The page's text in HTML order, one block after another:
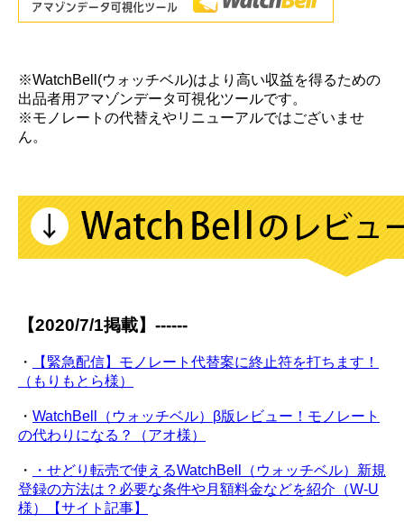
※WatchBell(ウォッチベル)はより高い収益を得るための
出品者用アマゾンデータ可視化ツールです。
※モノレートの代替えやリニューアルではございませ
ん。
【2020/7/1掲載】------
・
【緊急配信】モノレート代替案に終止符を打ちます！
（もりもとら様）
・ WatchBell（ウォッチベル）β版レビュー！モノレート
の代わりになる？（アオ様）
・
・せどり転売で使えるWatchBell（ウォッチベル）新規
登録の方法は？必要な条件や月額料金などを紹介（W-U
様）【サイト記事】